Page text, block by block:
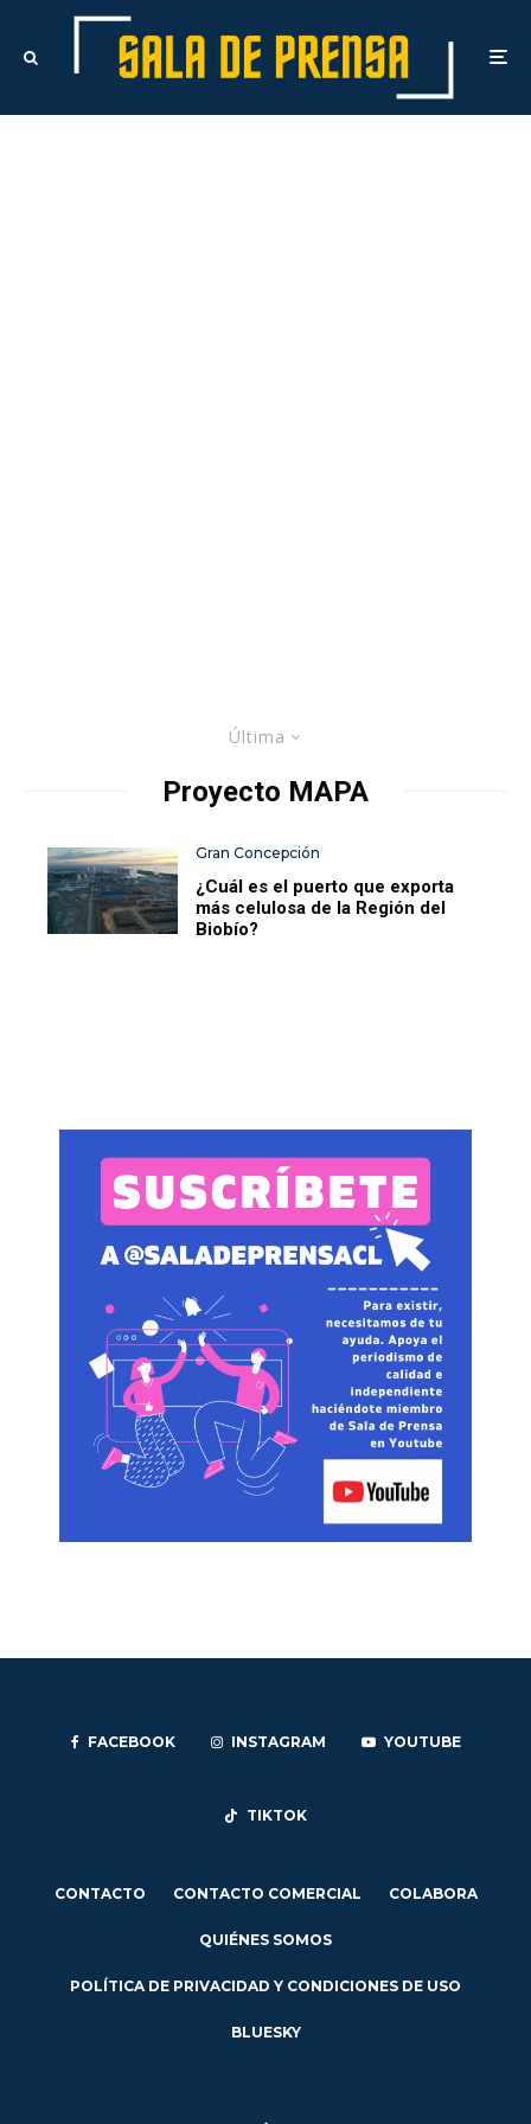
Última
Proyecto MAPA
Gran Concepción
¿Cuál es el puerto que exporta
más celulosa de la Región del
Biobío?
FACEBOOK INSTAGRAM YOUTUBE
TIKTOK
CONTACTO CONTACTO COMERCIAL COLABORA
QUIÉNES SOMOS
POLÍTICA DE PRIVACIDAD Y CONDICIONES DE USO
BLUESKY